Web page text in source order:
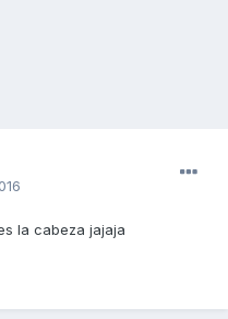
la cabeza jajaja